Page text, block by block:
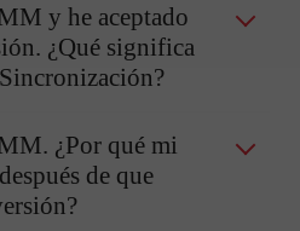
y he aceptado
¿Qué significa
¿Por qué mi
de que